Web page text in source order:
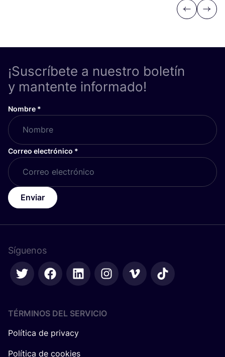
Previous
Next
¡Suscríbete a nuestro boletín
y mantente informado!
Nombre *
Correo electrónico *
Enviar
Síguenos
TÉRMINOS DEL SERVICIO
Política de privacy
Política de cookies